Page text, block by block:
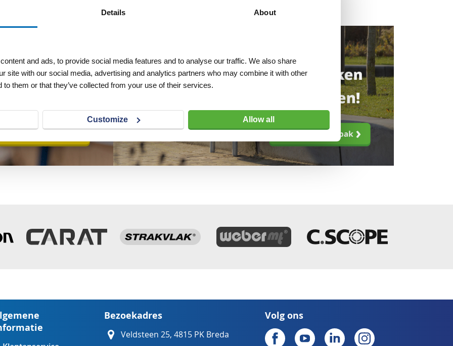
Details About
and ads, to provide social media features and to analyse our traffic. We also share
site with our social media, advertising and analytics partners who may combine it with other
to them or that they’ve collected from your use of their services.
Customize Allow all
Bezoekadres
Veldsteen 25, 4815 PK Breda
Volg ons